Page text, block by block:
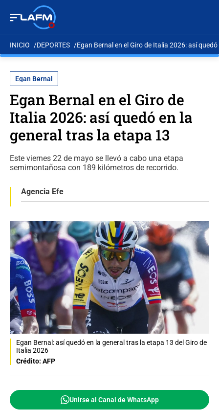
INICIO DEPORTES Egan Bernal en el Giro de Italia 2026: así
Egan Bernal
Egan Bernal en el Giro de
Italia 2026: así quedó en la
general tras la etapa 13
Este viernes 22 de mayo se llevó a cabo una etapa
semimontañosa con 189 kilómetros de recorrido.
Agencia Efe
Egan Bernal: así quedó en la general tras la etapa 13 del Giro de
Italia 2026
Crédito: AFP
Unirse al Canal de WhatsApp